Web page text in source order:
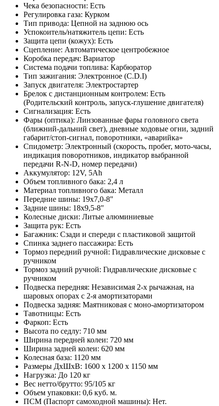
Чека безопасности: Есть
Регулировка газа: Курком
Тип привода: Цепной на заднюю ось
Успокоитель/натяжитель цепи: Есть
Защита цепи (кожух): Есть
Сцепление: Автоматическое центробежное
Коробка передач: Вариатор
Система подачи топлива: Карбюратор
Тип зажигания: Электронное (C.D.I)
Запуск двигателя: Электростартер
Брелок с дистанционным контролем: Есть
(Родительский контроль, запуск-глушение двигателя)
Сигнализация: Есть
Фары (оптика): Линзованные фары головного света
(ближний-дальний свет), дневные ходовые огни, задний
габарит/стоп-сигнал, поворотники, «аварийка»
Спидометр: Электронный (скорость, пробег, мото-часы,
индикация поворотников, индикатор выбранной
передачи R-N-D, номер передачи)
Аккумулятор: 12V, 5Ah
Объем топливного бака: 2,4 л
Материал топливного бака: Металл
Передние шины: 19х7,0-8"
Задние шины: 18х9,5-8"
Колесные диски: Литые алюминиевые
Защита рук: Есть
Багажник: Сзади и спереди с пластиковой защитой
Спинка заднего пассажира: Есть
Тормоз передний ручной: Гидравлические дисковые с
ручником
Тормоз задний ручной: Гидравлические дисковые с
ручником
Подвеска передняя: Независимая 2-х рычажная, на
шаровых опорах с 2-я амортизаторами
Подвеска задняя: Маятниковая с моно-амортизатором
Тавотницы: Есть
Фаркоп: Есть
Высота по седлу: 710 мм
Ширина передней колеи: 720 мм
Ширина задней колеи: 620 мм
Колесная база: 1120 мм
Размеры ДхШхВ: 1600 x 1200 x 1150 мм
Нагрузка: До 120 кг
Вес нетто/брутто: 95/105 кг
Объем упаковки: 0,6 куб. м.
ПСМ (Паспорт самоходной машины): Нет.